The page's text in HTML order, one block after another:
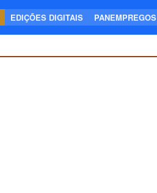
EDIÇÕES DIGITAIS PANEMPREGOS